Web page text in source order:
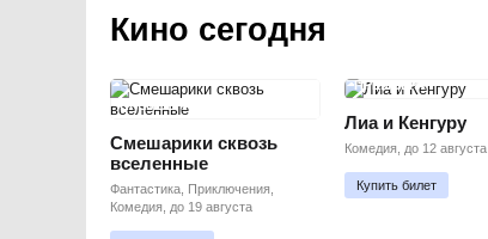
Кино сегодня
ПРЕМЬЕРА
Смешарики сквозь
вселенные
Фантастика, Приключения,
Комедия, до 19 августа
ПРЕМЬЕРА
Лиа и Кенгуру
Комедия, до 12 августа
Купить билет